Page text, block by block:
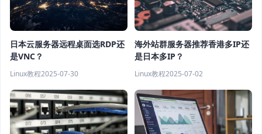
日本云服务器远程桌面选RDP还
是VNC？
Linux教程2025-07-30
海外站群服务器推荐香港多IP还
是日本多IP？
Linux教程2025-07-02